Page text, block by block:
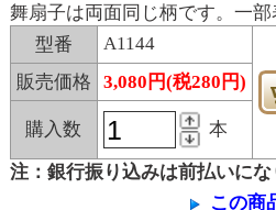
舞扇子は両面同じ柄です。一
型番
A1144
販売価格
3,080円(税280円)
購入数 本
注：銀行振り込みは前払いに
この商